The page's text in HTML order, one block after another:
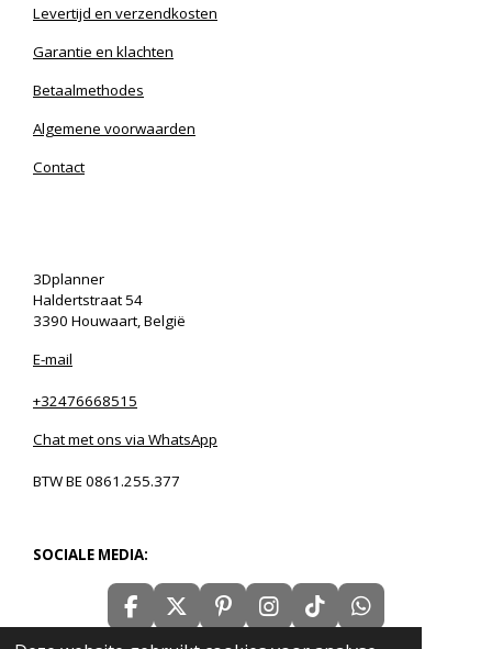
Levertijd en verzendkosten
Garantie en klachten
Betaalmethodes
Algemene voorwaarden
Contact
3Dplanner
Haldertstraat 54
3390 Houwaart, België
E-mail
+32476668515
Chat met ons via WhatsApp
BTW BE 0861.255.377
SOCIALE MEDIA:
F
a
X
P
i
I
n
T
i
W
h
© 2020 - 2026 3Dplanner